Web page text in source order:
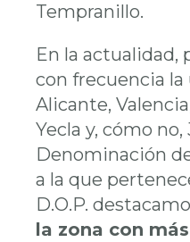
Tempranillo.
En la actualidad,
con frecuencia la
Alicante,
Yecla y, cómo no,
Denominación
a la que
D.O.P.
la zona con